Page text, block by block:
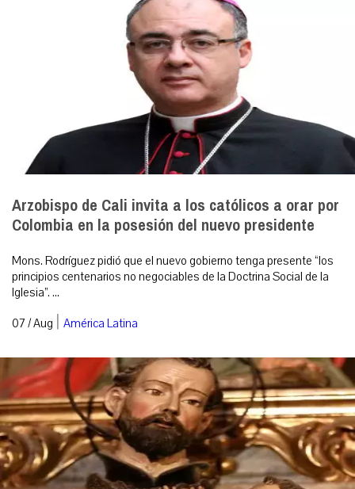
Arzobispo de Cali invita a los católicos a orar por
Colombia en la posesión del nuevo presidente
Mons. Rodríguez pidió que el nuevo gobierno tenga presente “los
principios centenarios no negociables de la Doctrina Social de la
Iglesia”. ...
07 / Aug | América Latina